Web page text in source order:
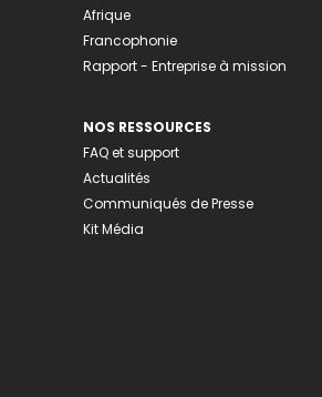
Afrique
Francophonie
Rapport - Entreprise à mission
NOS RESSOURCES
FAQ et support
Actualités
Communiqués de Presse
Kit Média